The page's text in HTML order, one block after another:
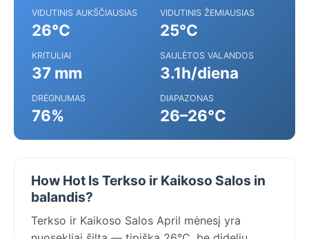
VIDUTINIS AUKŠČIAUSIAS
26°C
VIDUTINIS ŽEMIAUSIAS
25°C
KRITULIAI
37 mm
SAULĖTOS VALANDOS
3.1h/diena
DRĖGNUMAS
76%
DIAPAZONAS
26–26°C
How Hot Is Terkso ir Kaikoso Salos in
balandis?
Terkso ir Kaikoso Salos April mėnesį yra